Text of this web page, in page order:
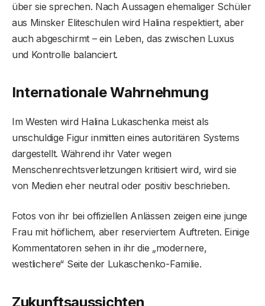
über sie sprechen. Nach Aussagen ehemaliger Schüler
aus Minsker Eliteschulen wird Halina respektiert, aber
auch abgeschirmt – ein Leben, das zwischen Luxus
und Kontrolle balanciert.
Internationale Wahrnehmung
Im Westen wird Halina Lukaschenka meist als
unschuldige Figur inmitten eines autoritären Systems
dargestellt. Während ihr Vater wegen
Menschenrechtsverletzungen kritisiert wird, wird sie
von Medien eher neutral oder positiv beschrieben.
Fotos von ihr bei offiziellen Anlässen zeigen eine junge
Frau mit höflichem, aber reserviertem Auftreten. Einige
Kommentatoren sehen in ihr die „modernere,
westlichere“ Seite der Lukaschenko-Familie.
Zukunftsaussichten